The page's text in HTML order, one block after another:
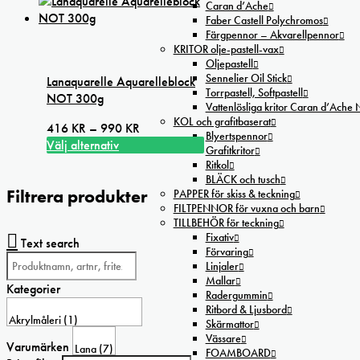
Caran d’Ache
Faber Castell Polychromos
Färgpennor – Akvarellpennor
KRITOR olje-pastell-vax
Oljepastell
Sennelier Oil Stick
Torrpastell, Softpastell
Vattenlösliga kritor Caran d’Ache
KOL och grafitbaserat
Blyertspennor
Grafitkritor
Ritkol
BLÄCK och tusch
PAPPER för skiss & teckning
FILTPENNOR för vuxna och barn
TILLBEHÖR för teckning
Fixativ
Förvaring
Linjaler
Mallar
Radergummin
Ritbord & Ljusbord
Skärmattor
Vässare
FOAMBOARD
produktsidan
produkten
De
olika
kan
väljas
produktsidan
Lanaquarelle Aquarelleblock
NOT 300g
416 KR – 990 KR Prisintervall:
Välj alternativ
produkten
varianter.
De
olika
alternativen
kan
väljas
på
Filtrera produkter
Text search
Kategorier
Varumärken